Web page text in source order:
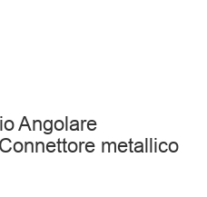
Angolare
metallico